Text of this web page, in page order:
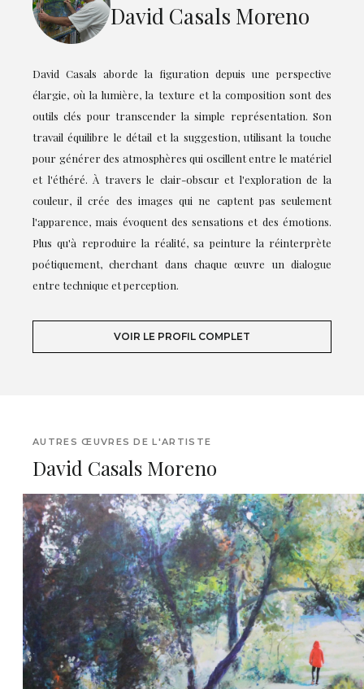
David Casals Moreno
David Casals aborde la figuration depuis une perspective
élargie, où la lumière, la texture et la composition sont des
outils clés pour transcender la simple représentation. Son
travail équilibre le détail et la suggestion, utilisant la touche
pour générer des atmosphères qui oscillent entre le matériel
et l'éthéré. À travers le clair-obscur et l'exploration de la
couleur, il crée des images qui ne captent pas seulement
l'apparence, mais évoquent des sensations et des émotions.
Plus qu'à reproduire la réalité, sa peinture la réinterprète
poétiquement, cherchant dans chaque œuvre un dialogue
entre technique et perception.
VOIR LE PROFIL COMPLET
AUTRES ŒUVRES DE L'ARTISTE
David Casals Moreno